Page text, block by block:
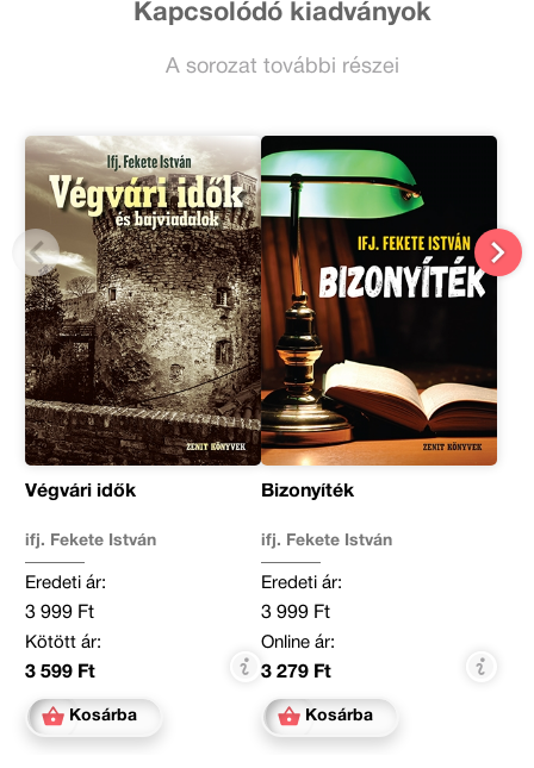
Kapcsolódó kiadványok
A sorozat további részei
Végvári idők
ifj. Fekete István
Eredeti ár:
3 999 Ft
Kötött ár:
3 599 Ft
Kosárba
Bizonyíték
ifj. Fekete István
Eredeti ár:
3 999 Ft
Online ár:
3 279 Ft
Kosárba